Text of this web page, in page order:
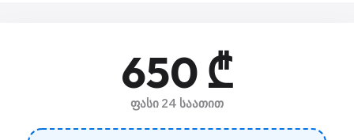
650 ₾
ფასი 24 საათით